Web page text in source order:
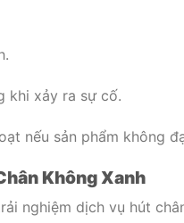
khi xảy ra sự cố.
nếu sản phẩm không
Không Xanh
nghiệm dịch vụ hút